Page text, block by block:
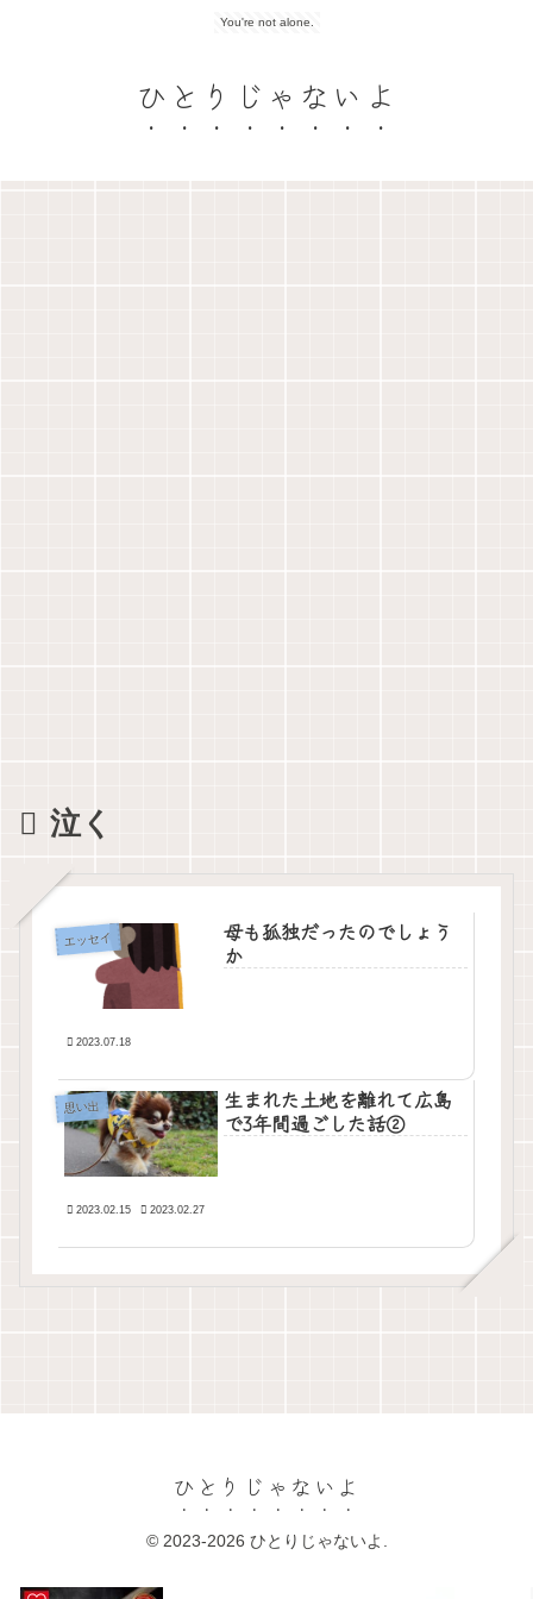
You're not alone.
ひとりじゃないよ
泣く
エッセイ
母も孤独だったのでしょう
か
2023.07.18
思い出
生まれた土地を離れて広島
で3年間過ごした話②
2023.02.15 2023.02.27
ひとりじゃないよ
© 2023-2026 ひとりじゃないよ.